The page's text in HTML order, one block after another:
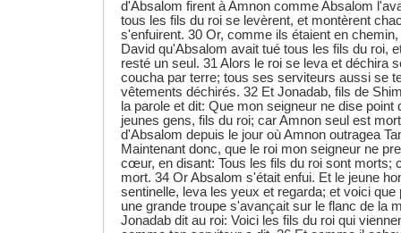
d'Absalom firent à Amnon comme Absalom
tous les fils du roi se levèrent, et montèrent
s'enfuirent. 30 Or, comme ils étaient en
David qu'Absalom avait tué tous les fils du roi,
resté un seul. 31 Alors le roi se leva et déchira
coucha par terre; tous ses serviteurs aussi se
vêtements déchirés. 32 Et Jonadab, fils de
la parole et dit: Que mon seigneur ne dise point
jeunes gens, fils du roi; car Amnon seul est
d'Absalom depuis le jour où Amnon outragea
Maintenant donc, que le roi mon seigneur ne
cœur, en disant: Tous les fils du roi sont morts;
mort. 34 Or Absalom s'était enfui. Et le jeune
sentinelle, leva les yeux et regarda; et voici que
une grande troupe s'avançait sur le flanc de la
Jonadab dit au roi: Voici les fils du roi qui